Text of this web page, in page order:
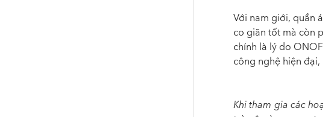
Với nam giới, quần
co giãn tốt mà còn
chính là lý do
công nghệ hiện
Khi tham gia các